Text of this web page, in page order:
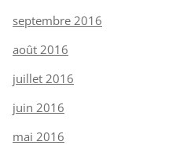
septembre 2016
août 2016
juillet 2016
juin 2016
mai 2016